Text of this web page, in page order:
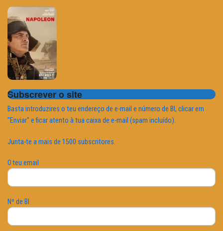
Subscrever o site
Basta introduzires o teu endereço de e-mail e número de BI, clicar em
"Enviar" e ficar atento à tua caixa de e-mail (spam incluído).
Junta-te a mais de 1500 subscritores.
O teu email
Nº de BI